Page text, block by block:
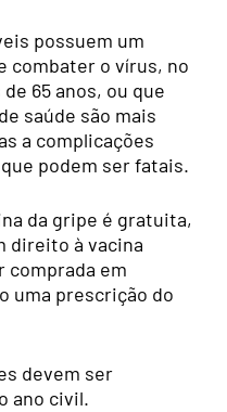
possuem um
combater o vírus, no
65 anos, ou que
saúde são mais
a complicações
podem ser fatais.
da gripe é gratuita,
direito à vacina
comprada em
uma prescrição do
devem ser
ano civil.